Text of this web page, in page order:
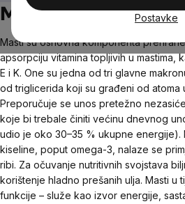
Postavke
Masti
Masti su osnovna komponenta
apsorpciju vitamina topljivih u mastima,
E i K. One su jedna od tri glavne
od triglicerida koji su građeni od atoma
Preporučuje se unos pretežno
koje bi trebale činiti većinu dnevnog
udio je oko 30–35 % ukupne energije).
kiseline, poput omega-3, nalaze se
ribi. Za očuvanje nutritivnih svojstava
korištenje hladno prešanih ulja. Masti u
funkcije – služe kao izvor energije,